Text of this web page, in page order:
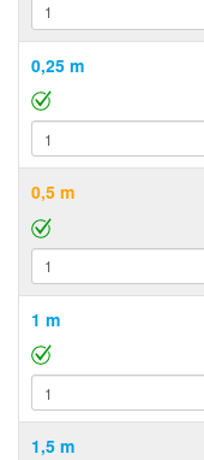
0,25 m
0,5 m
1 m
1,5 m